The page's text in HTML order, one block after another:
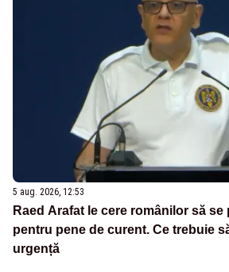
5 aug. 2026, 12:53
Raed Arafat le cere românilor să se
pentru pene de curent. Ce trebuie
urgență